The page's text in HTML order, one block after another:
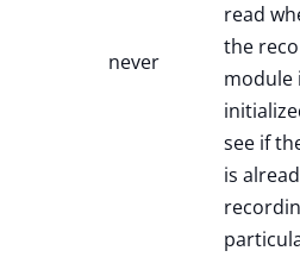
never
read
the
module
see if
is